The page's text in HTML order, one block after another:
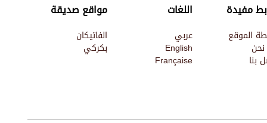
مفيدة
الموقع
بنا
اللغات
عربي
English
Française
مواقع صديقة
الفاتيكان
بكركي